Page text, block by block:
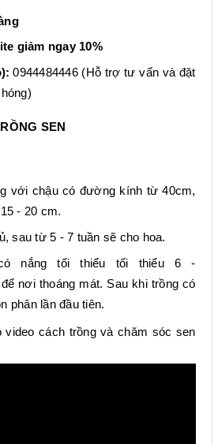
giảm ngay 10%
0944484446 (Hỗ trợ tư vấn và đặt
SEN
với chậu có đường kính từ 40cm,
- 20 cm.
sau từ 5 - 7 tuần sẽ cho hoa.
nắng tối thiểu tối thiểu 6 -
nơi thoáng mát. Sau khi trồng có
phân lần đầu tiên.
video cách trồng và chăm sóc sen